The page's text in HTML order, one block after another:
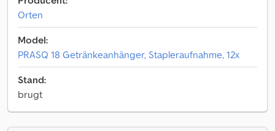
Orten
Model:
PRASQ 18 Getränkeanhänger, Stapleraufnahme, 12x
Stand:
brugt